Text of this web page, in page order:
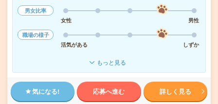
男女比率
女性
男性
職場の様子
活気がある
しずか
もっと見る
気になる! 応募へ進む 詳しく見る